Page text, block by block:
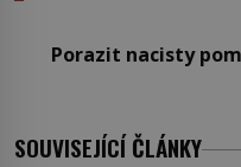
Porazit nacisty
SOUVISEJÍCÍ ČLÁNKY